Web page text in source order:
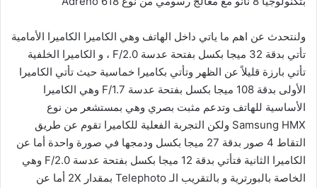
ولنتحدث عن اهم ما ياتي داخل الهاتف وهي الكاميرا الكاميرا الأمامية
تأتي بدقة 32 ميجا بكسل بفتحة عدسة F/2.0 ، و الكاميرا الخلفية
تأتي بارزة قليلاً عن الظهر وتأتي بكاميرا خماسية حيث تأتي الكاميرا
الأولى بدقة 108 ميجا بكسل بفتحة عدسة F/1.7 وهي الكاميرا
الأساسية للهاتف وتدعم مثبت بصري وهي بمستشعر من نوع
Samsung HMX ولكن التجربة الفعلية للكاميرا تقوم عن طريق
التقاط 4 صور بدقة 27 ميجا بكسل ودمجها في صورة واحدة أما عن
الكاميرا الثانية فتأتي بدقة 12 ميجا بكسل بفتحة عدسة F/2.0 وهي
الخاصة بالبورترية و بالتقريب الـ Telephoto بمقدار 2X أما عن